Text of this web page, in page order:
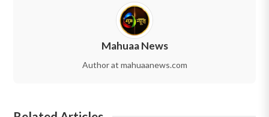
Mahuaa News
Author at mahuaanews.com